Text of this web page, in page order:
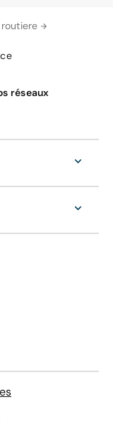
réseaux